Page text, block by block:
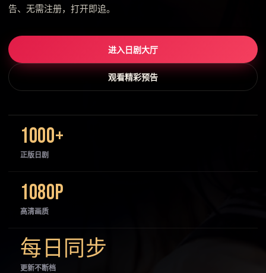
告、无需注册，打开即追。
进入日剧大厅
观看精彩预告
1000+
正版日剧
1080P
高清画质
每日同步
更新不断档